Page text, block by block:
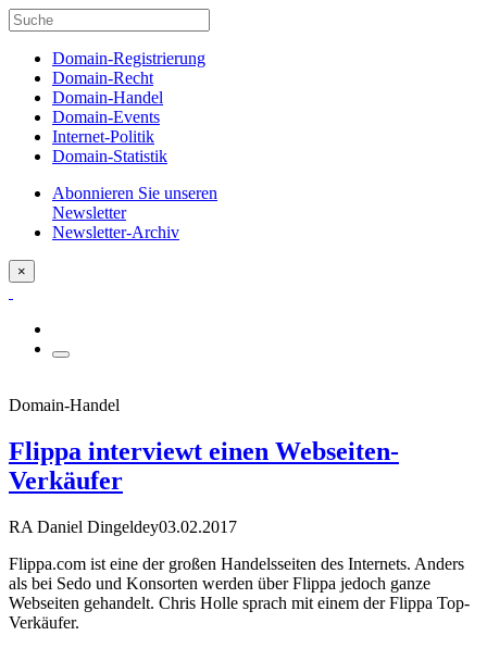
Domain-Registrierung
Domain-Recht
Domain-Handel
Domain-Events
Internet-Politik
Domain-Statistik
Abonnieren Sie unseren
Newsletter
Newsletter-Archiv
×
Domain-Handel
Flippa interviewt einen Webseiten-
Verkäufer
RA Daniel Dingeldey03.02.2017
Flippa.com ist eine der großen Handelsseiten des Internets. Anders
als bei Sedo und Konsorten werden über Flippa jedoch ganze
Webseiten gehandelt. Chris Holle sprach mit einem der Flippa Top-
Verkäufer.